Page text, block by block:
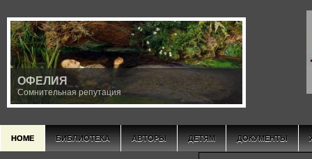
INRI
Iсторическое Nаследие Rеволюционной Iнициации
HOME БИБЛИОТЕКА АВТОРЫ ДЕТЯМ ДОКУМЕНТЫ